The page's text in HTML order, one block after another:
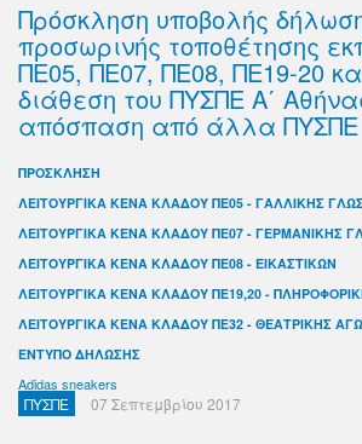
Πρόσκληση υποβολής
προσωρινής τοποθέτησης
ΠΕ05, ΠΕ07, ΠΕ08, ΠΕ19-20
διάθεση του ΠΥΣΠΕ Α΄
απόσπαση από άλλα ΠΥΣΠΕ
ΠΡΟΣΚΛΗΣΗ
ΛΕΙΤΟΥΡΓΙΚΑ ΚΕΝΑ ΚΛΑΔΟΥ ΠΕ05 - ΓΑΛΛΙΚΗΣ
ΛΕΙΤΟΥΡΓΙΚΑ ΚΕΝΑ ΚΛΑΔΟΥ ΠΕ07 - ΓΕΡΜΑΝΙΚΗΣ
ΛΕΙΤΟΥΡΓΙΚΑ ΚΕΝΑ ΚΛΑΔΟΥ ΠΕ08 - ΕΙΚΑΣΤΙΚΩΝ
ΛΕΙΤΟΥΡΓΙΚΑ ΚΕΝΑ ΚΛΑΔΟΥ ΠΕ19,20 -
ΛΕΙΤΟΥΡΓΙΚΑ ΚΕΝΑ ΚΛΑΔΟΥ ΠΕ32 - ΘΕΑΤΡΙΚΗΣ
ΕΝΤΥΠΟ ΔΗΛΩΣΗΣ
Adidas sneakers
ΠΥΣΠΕ 07 Σεπτεμβρίου 2017